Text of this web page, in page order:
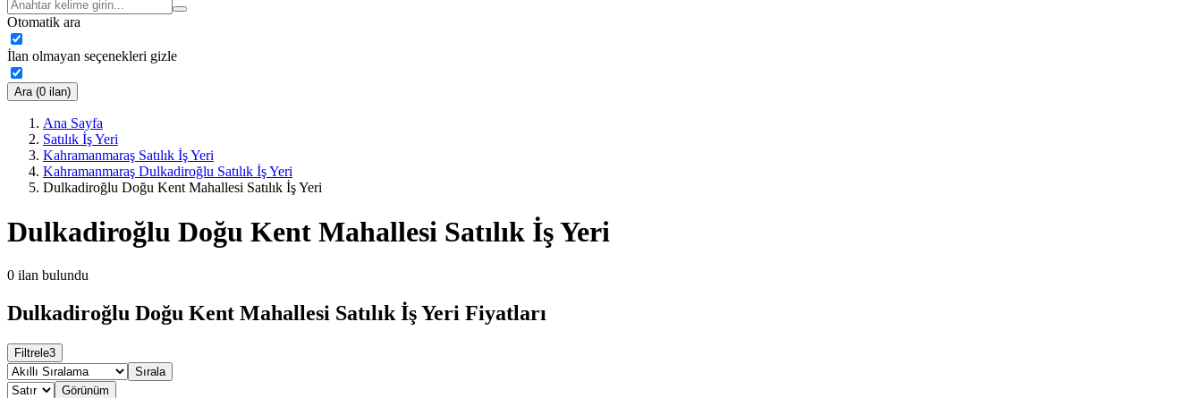
Otomatik ara
İlan olmayan seçenekleri gizle
Ara (0 ilan)
Ana Sayfa
Satılık İş Yeri
Kahramanmaraş Satılık İş Yeri
Kahramanmaraş Dulkadiroğlu Satılık İş Yeri
Dulkadiroğlu Doğu Kent Mahallesi Satılık İş Yeri
Dulkadiroğlu Doğu Kent Mahallesi Satılık İş Yeri
0 ilan bulundu
Dulkadiroğlu Doğu Kent Mahallesi Satılık İş Yeri Fiyatları
Filtrele3
Sırala
Görünüm